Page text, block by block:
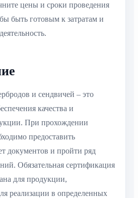
цены и сроки проведения
быть готовым к затратам и
и сендвичей – это
качества и
При прохождении
предоставить
документов и пройти ряд
Обязательная сертификация
для продукции,
реализации в определенных